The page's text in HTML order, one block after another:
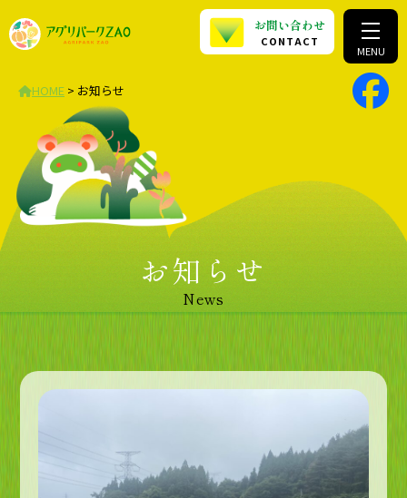
お問い合わせ
CONTACT
MENU
HOME > お知らせ
お知らせ
News